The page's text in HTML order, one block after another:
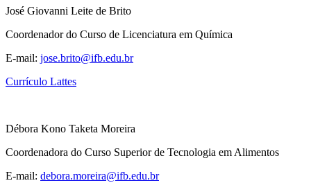
José Giovanni Leite de Brito
Coordenador do Curso de Licenciatura em Química
E-mail: jose.brito@ifb.edu.br
Currículo Lattes
Débora Kono Taketa Moreira
Coordenadora do Curso Superior de Tecnologia em Alimentos
E-mail: debora.moreira@ifb.edu.br